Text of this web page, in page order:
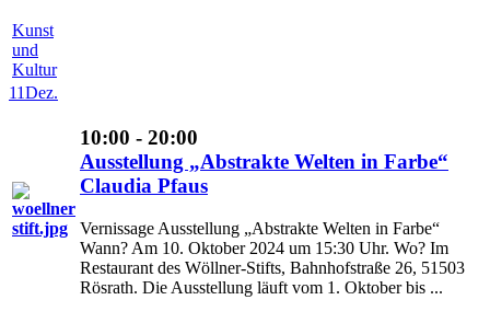
Kunst
und
Kultur
11Dez.
10:00 - 20:00
Ausstellung „Abstrakte Welten in Farbe“
Claudia Pfaus
Vernissage Ausstellung „Abstrakte Welten in Farbe“
Wann? Am 10. Oktober 2024 um 15:30 Uhr. Wo? Im
Restaurant des Wöllner-Stifts, Bahnhofstraße 26, 51503
Rösrath. Die Ausstellung läuft vom 1. Oktober bis ...